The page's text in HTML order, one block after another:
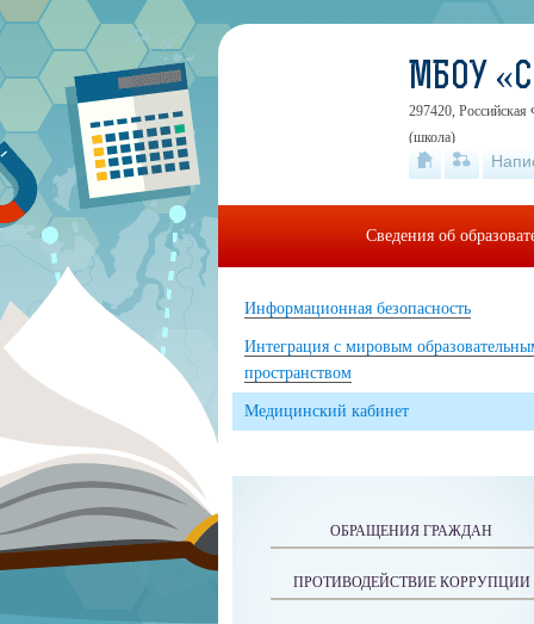
Информационная безопасность
Интеграция с мировым
пространством
Медицинский кабинет
ОБРАЩЕНИЯ ГРАЖДАН
ПРОТИВОДЕЙСТВИЕ КОРРУПЦИИ
МБОУ
297420,
(школа)
Сведения об